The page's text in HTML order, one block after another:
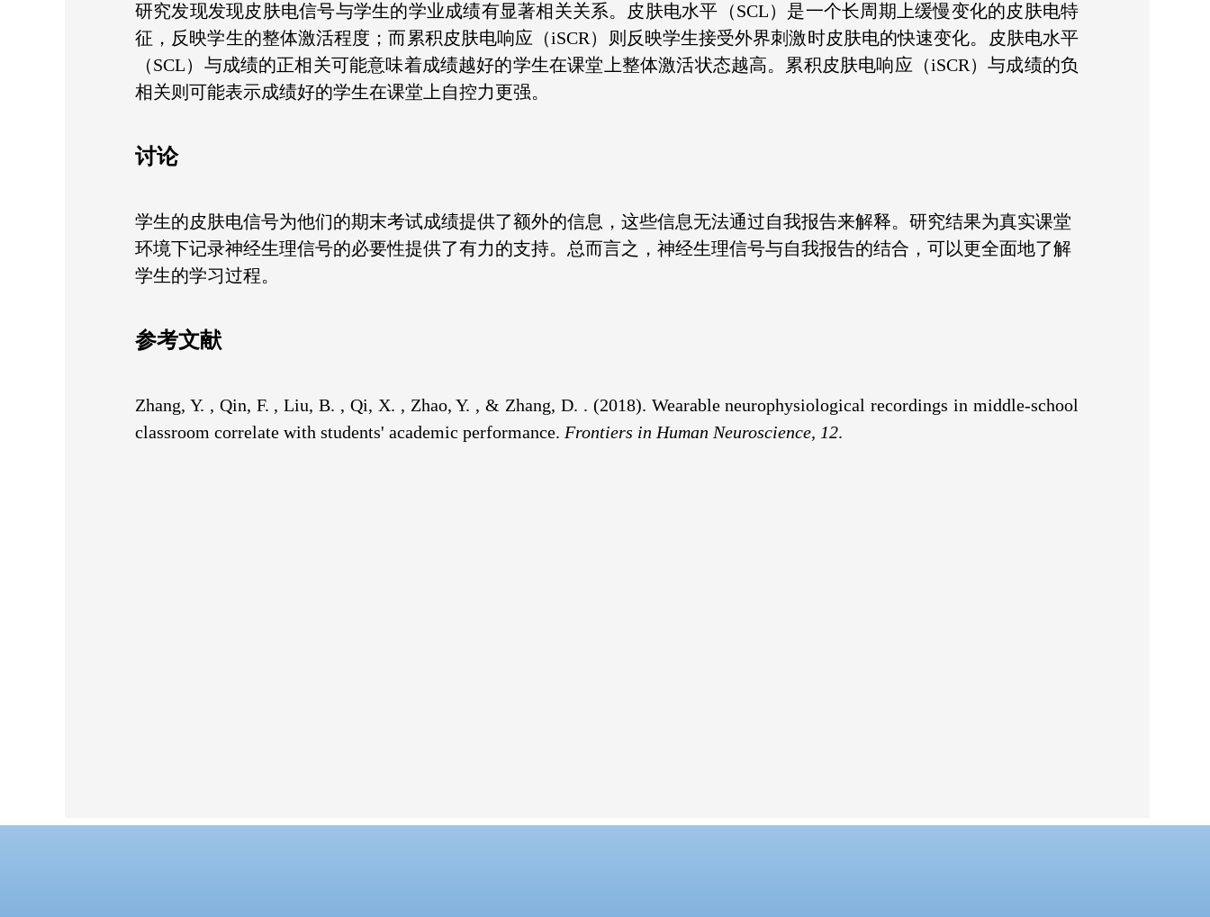
研究发现发现皮肤电信号与学生的学业成绩有显著相关关系。皮肤电水平（SCL）是一个长周期上缓慢变化的皮肤电特
征，反映学生的整体激活程度；而累积皮肤电响应（iSCR）则反映学生接受外界刺激时皮肤电的快速变化。皮肤电水平
（SCL）与成绩的正相关可能意味着成绩越好的学生在课堂上整体激活状态越高。累积皮肤电响应（iSCR）与成绩的负
相关则可能表示成绩好的学生在课堂上自控力更强。
讨论
学生的皮肤电信号为他们的期末考试成绩提供了额外的信息，这些信息无法通过自我报告来解释。研究结果为真实课堂
环境下记录神经生理信号的必要性提供了有力的支持。总而言之，神经生理信号与自我报告的结合，可以更全面地了解
学生的学习过程。
参考文献
Zhang, Y. , Qin, F. , Liu, B. , Qi, X. , Zhao, Y. , & Zhang, D. . (2018). Wearable neurophysiological recordings in middle-school
classroom correlate with students' academic performance. Frontiers in Human Neuroscience, 12.